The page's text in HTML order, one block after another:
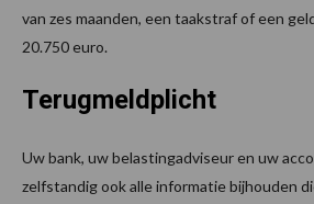
van zes maanden, een taakstraf of een
20.750 euro.
Terugmeldplicht
Uw bank, uw belastingadviseur en uw
zelfstandig ook alle informatie bijhouden